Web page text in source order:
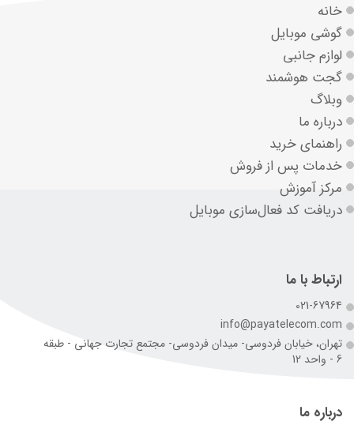
خانه
گوشی موبایل
لوازم جانبی
گجت هوشمند
وبلاگ
درباره ما
راهنمای خرید
خدمات پس از فروش
مرکز آموزش
دریافت کد فعال‌سازی موبایل
ارتباط با ما
021-67964
info@payatelecom.com
تهران، خیابان فردوسی- میدان فردوسی- مجتمع تجارت جهانی - طبقه
6 - واحد 12
درباره ما